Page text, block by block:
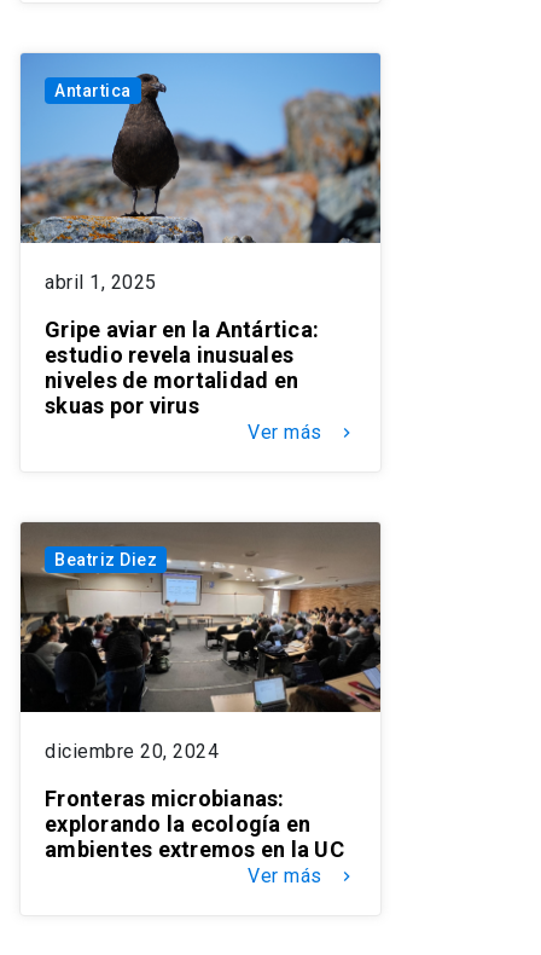
Antartica
abril 1, 2025
Gripe aviar en la Antártica:
estudio revela inusuales
niveles de mortalidad en
skuas por virus
Ver más keyboard_arrow_right
Beatriz Diez
diciembre 20, 2024
Fronteras microbianas:
explorando la ecología en
ambientes extremos en la UC
Ver más keyboard_arrow_right